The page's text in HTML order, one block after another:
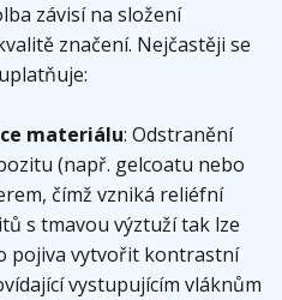
závisí na složení
značení. Nejčastěji se
materiálu: Odstranění
(např. gelcoatu nebo
čímž vzniká reliéfní
s tmavou výztuží tak lze
pojiva vytvořit kontrastní
vystupujícím vláknům